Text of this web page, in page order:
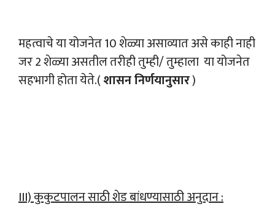
महत्वाचे या योजनेत 10 शेळ्या असाव्यात असे काही नाही
जर 2 शेळ्या असतील तरीही तुम्ही/ तुम्हाला या योजनेत
सहभागी होता येते.(शासन निर्णयानुसार)
III) कुकुटपालन साठी शेड बांधण्यासाठी अनुदान :